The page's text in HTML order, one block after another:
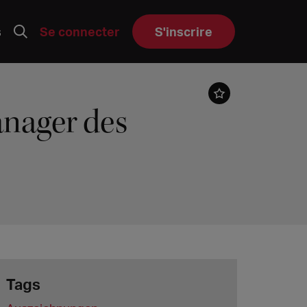
Se connecter S'inscrire
des
Tags